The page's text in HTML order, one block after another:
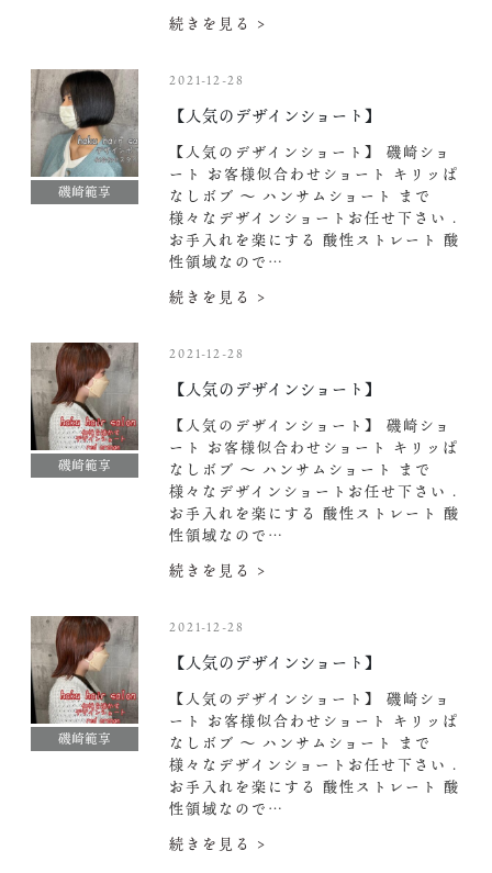
続きを見る >
磯崎範享
2021-12-28
【人気のデザインショート】
【人気のデザインショート】 磯崎ショ
ート お客様似合わせショート キリッぱ
なしボブ 〜 ハンサムショート まで
様々なデザインショートお任せ下さい .
お手入れを楽にする 酸性ストレート 酸
性領域なので…
続きを見る >
磯崎範享
2021-12-28
【人気のデザインショート】
【人気のデザインショート】 磯崎ショ
ート お客様似合わせショート キリッぱ
なしボブ 〜 ハンサムショート まで
様々なデザインショートお任せ下さい .
お手入れを楽にする 酸性ストレート 酸
性領域なので…
続きを見る >
磯崎範享
2021-12-28
【人気のデザインショート】
【人気のデザインショート】 磯崎ショ
ート お客様似合わせショート キリッぱ
なしボブ 〜 ハンサムショート まで
様々なデザインショートお任せ下さい .
お手入れを楽にする 酸性ストレート 酸
性領域なので…
続きを見る >